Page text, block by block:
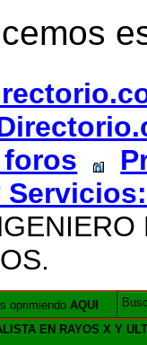
oprimiendoAQUI
EN RAYOS X Y